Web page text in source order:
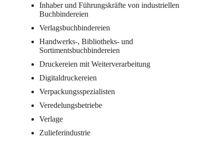
Inhaber und Führungskräfte von industriellen
Buchbindereien
Verlagsbuchbindereien
Handwerks-, Bibliotheks- und
Sortimentsbuchbindereien
Druckereien mit Weiterverarbeitung
Digitaldruckereien
Verpackungsspezialisten
Veredelungsbetriebe
Verlage
Zulieferindustrie